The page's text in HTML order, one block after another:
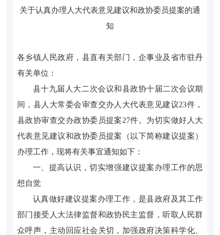
关于认真办理人大代表意见建议和政协委员提案的通
知
各乡镇人民政 府 ， 县直有关部门 ， 企事业及省市驻丹
有关单位：
县十九届人大 二 次会议和县政协十届二 次会议期
间，县人大常委会审查交办人大代表意见建议23件，
县政协审查交办政协委员提案27件。 为切实做好人大
代表意见建议和政协委员提案（以下简称建议提案）
办理工作，现将有关事宜通知如下：
一、提高认识，切实增强建议提案办理工作的思
想自觉
认真做好建议提案办理工作，是县政府及其工作
部门接受人大法律监督和政协民主监督，听取人民群
众呼声，主动回应社会关切，加强政府决策科学化、